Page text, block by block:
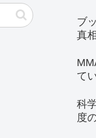
ブ
真
て
科
度